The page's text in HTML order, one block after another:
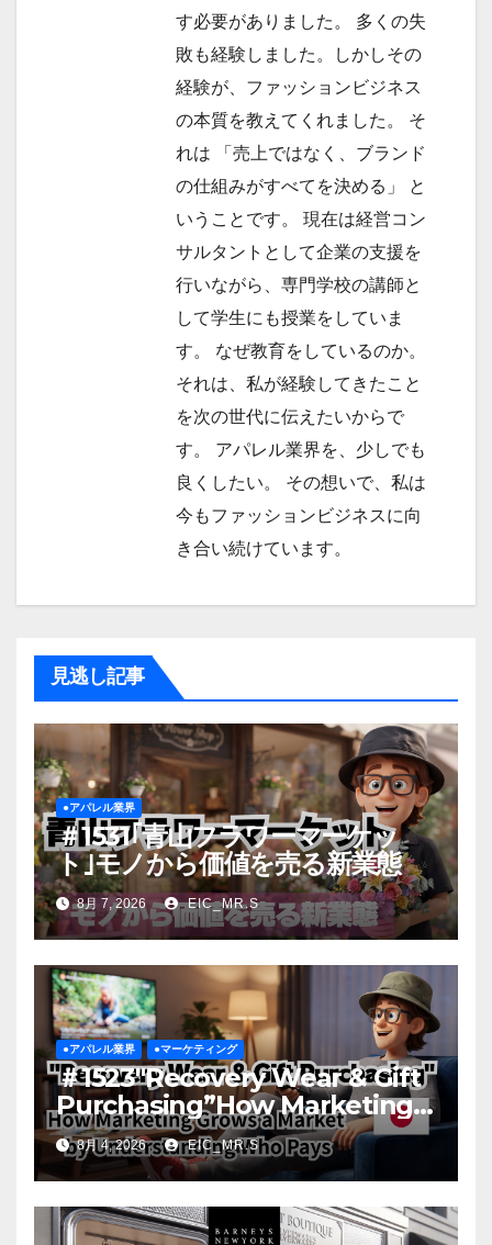
す必要がありました。 多くの失
敗も経験しました。しかしその
経験が、ファッションビジネス
の本質を教えてくれました。 そ
れは 「売上ではなく、ブランド
の仕組みがすべてを決める」 と
いうことです。 現在は経営コン
サルタントとして企業の支援を
行いながら、専門学校の講師と
して学生にも授業をしていま
す。 なぜ教育をしているのか。
それは、私が経験してきたこと
を次の世代に伝えたいからで
す。 アパレル業界を、少しでも
良くしたい。 その想いで、私は
今もファッションビジネスに向
き合い続けています。
見逃し記事
●アパレル業界
＃1531｢青山フラワーマーケッ
ト｣モノから価値を売る新業態
8月 7, 2026 EIC_MR.S
●アパレル業界 ●マーケティング
＃1523″Recovery Wear & Gift
Purchasing”How Marketing
Grows a Market by
Understanding Who Pays
8月 4, 2026 EIC_MR.S